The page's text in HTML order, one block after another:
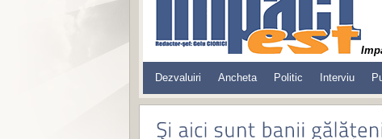
Dezvaluiri Ancheta Politic Interviu